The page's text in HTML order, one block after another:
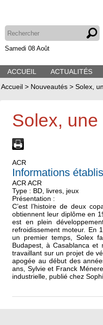
Samedi 08 Août
ACCUEIL ACTUALITÉS
Accueil > Nouveautés > Solex,
Solex,
ACR
Informations
ACR ACR
Type : BD, livres, jeux
Présentation :
C’est l’histoire de deux
obtiennent leur diplôme en
est en plein
refroidissement moteur. En
un premier temps, Solex
Budapest, à Casablanca et
travaillant sur un projet de
apogée au début des
ans, Sylvie et Franck
industrielle, publié chez